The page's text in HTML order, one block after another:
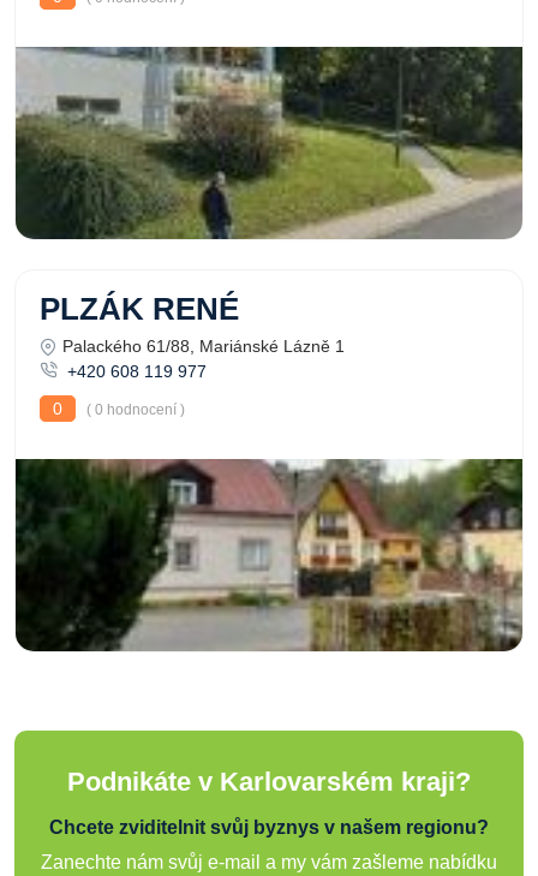
PLZÁK RENÉ
Palackého 61/88, Mariánské Lázně 1
+420 608 119 977
0
( 0 hodnocení )
Podnikáte v Karlovarském kraji?
Chcete zviditelnit svůj byznys v našem regionu?
Zanechte nám svůj e-mail a my vám zašleme nabídku